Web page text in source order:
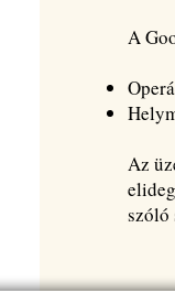
A
Az
szóló